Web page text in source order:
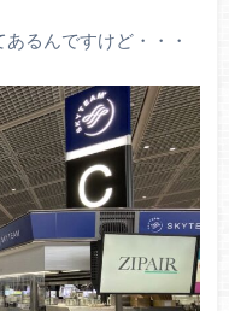
るんですけど・・・